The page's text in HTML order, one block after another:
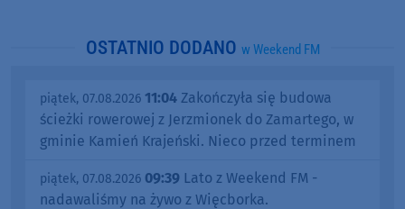
OSTATNIO DODANO w Weekend FM
piątek, 07.08.2026 11:04 Zakończyła się budowa
ścieżki rowerowej z Jerzmionek do Zamartego, w
gminie Kamień Krajeński. Nieco przed terminem
piątek, 07.08.2026 09:39 Lato z Weekend FM -
nadawaliśmy na żywo z Więcborka.